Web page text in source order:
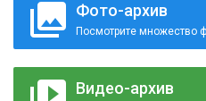
Фото-архив
Посмотрите множество
Видео-архив